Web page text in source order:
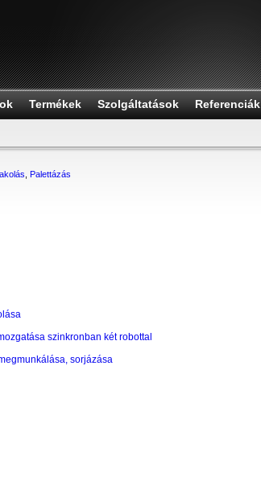
Termékek Szolgáltatások Referenciák
Palettázás
szinkronban két robottal
sorjázása